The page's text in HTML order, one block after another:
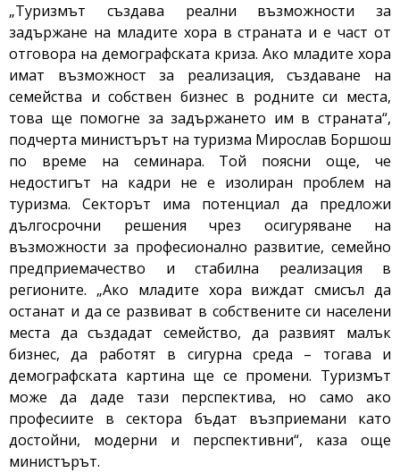
„Туризмът създава реални възможности за
задържане на младите хора в страната и е част от
отговора на демографската криза. Ако младите хора
имат възможност за реализация, създаване на
семейства и собствен бизнес в родните си места,
това ще помогне за задържането им в страната“,
подчерта министърът на туризма Мирослав Боршош
по време на семинара. Той поясни още, че
недостигът на кадри не е изолиран проблем на
туризма. Секторът има потенциал да предложи
дългосрочни решения чрез осигуряване на
възможности за професионално развитие, семейно
предприемачество и стабилна реализация в
регионите. „Ако младите хора виждат смисъл да
останат и да се развиват в собствените си населени
места да създадат семейство, да развият малък
бизнес, да работят в сигурна среда – тогава и
демографската картина ще се промени. Туризмът
може да даде тази перспектива, но само ако
професиите в сектора бъдат възприемани като
достойни, модерни и перспективни“, каза още
министърът.